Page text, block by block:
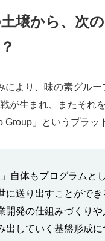
土壌から、次
により、味の素グル
が生まれ、またそれ
」というプラッ
」自体もプログラムと
に送り出すことがで
開発の仕組みづくり
出していく基盤形成